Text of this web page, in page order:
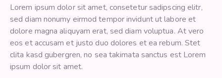
Lorem ipsum dolor sit amet, consetetur sadipscing elitr,
sed diam nonumy eirmod tempor invidunt ut labore et
dolore magna aliquyam erat, sed diam voluptua. At vero
eos et accusam et justo duo dolores et ea rebum. Stet
clita kasd gubergren, no sea takimata sanctus est Lorem
ipsum dolor sit amet.